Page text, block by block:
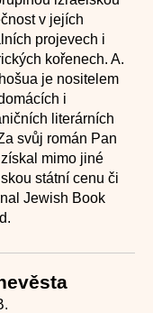
v jejích
projevech i
kořenech. A.
je nositelem
i
literárních
svůj román Pan
mimo jiné
státní cenu či
Jewish Book